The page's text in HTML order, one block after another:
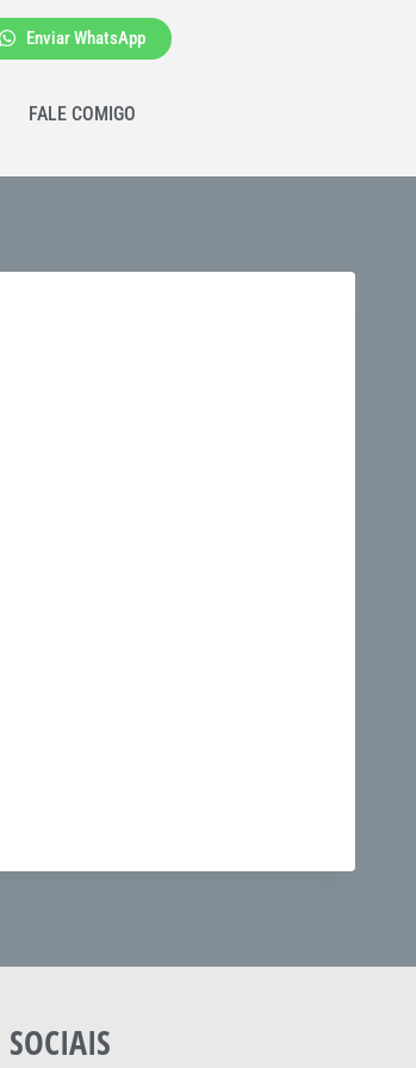
Enviar WhatsApp
FALE COMIGO